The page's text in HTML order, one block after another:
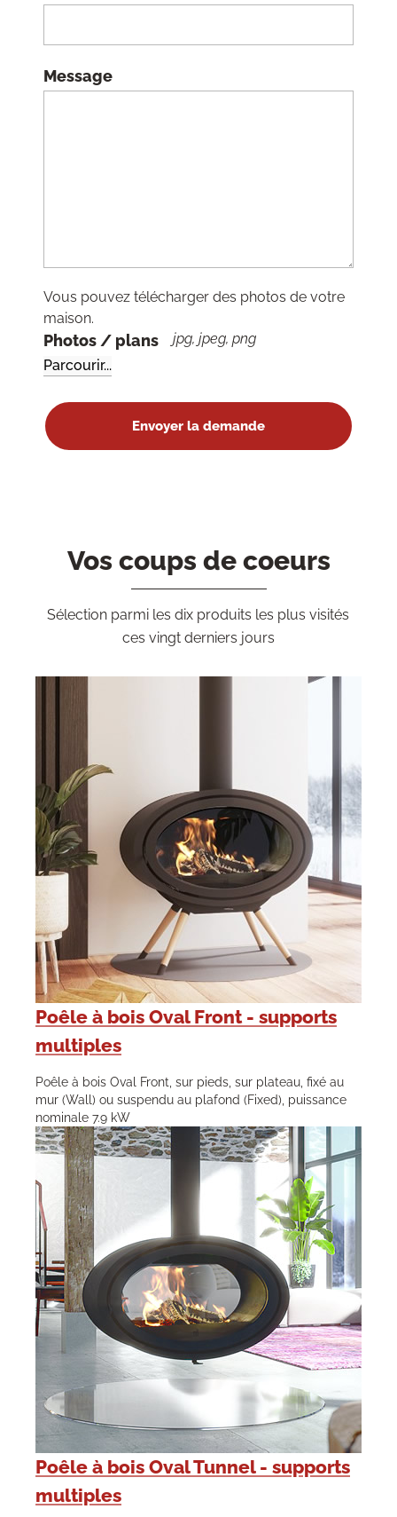
Message
Vous pouvez télécharger des photos de votre
maison.
Photos / plans jpg, jpeg, png
Vos coups de coeurs
Sélection parmi les dix produits les plus visités
ces vingt derniers jours
Poêle à bois Oval Front - supports
multiples
Poêle à bois Oval Front, sur pieds, sur plateau, fixé au
mur (Wall) ou suspendu au plafond (Fixed), puissance
nominale 7.9 kW
Poêle à bois Oval Tunnel - supports
multiples